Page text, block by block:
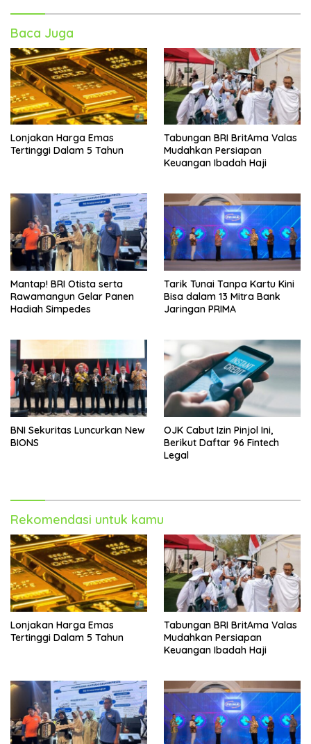
Baca Juga
Lonjakan Harga Emas
Tertinggi Dalam 5 Tahun
Tabungan BRI BritAma Valas
Mudahkan Persiapan
Keuangan Ibadah Haji
Mantap! BRI Otista serta
Rawamangun Gelar Panen
Hadiah Simpedes
Tarik Tunai Tanpa Kartu Kini
Bisa dalam 13 Mitra Bank
Jaringan PRIMA
BNI Sekuritas Luncurkan New
BIONS
OJK Cabut Izin Pinjol Ini,
Berikut Daftar 96 Fintech
Legal
Rekomendasi untuk kamu
Lonjakan Harga Emas
Tertinggi Dalam 5 Tahun
Tabungan BRI BritAma Valas
Mudahkan Persiapan
Keuangan Ibadah Haji